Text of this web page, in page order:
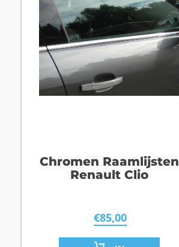
Chromen Raamlijsten
Renault Clio
€85,00